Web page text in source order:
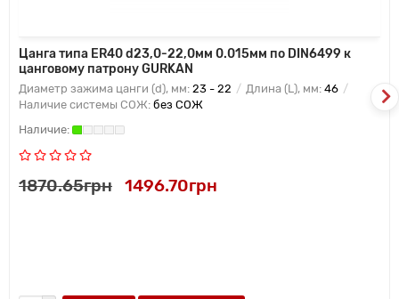
Цанга типа ER40 d23,0-22,0мм 0.015мм по DIN6499 к
цанговому патрону GURKAN
Диаметр зажима цанги (d), мм: 23 - 22 Длина (L), мм: 46
Наличие системы СОЖ: без СОЖ
1870.65грн 1496.70грн